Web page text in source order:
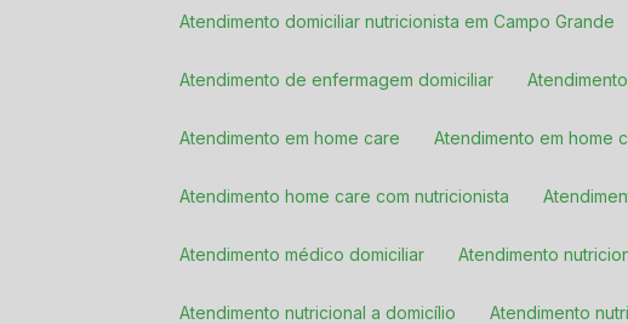
Atendimento domiciliar nutricionista em Campo Grande
Atendimento de enfermagem domiciliar
Atendimento em home care Atendimento em home
Atendimento home care com nutricionista
Atendimento médico domiciliar Atendimento
Atendimento nutricional a domicílio Atendimento